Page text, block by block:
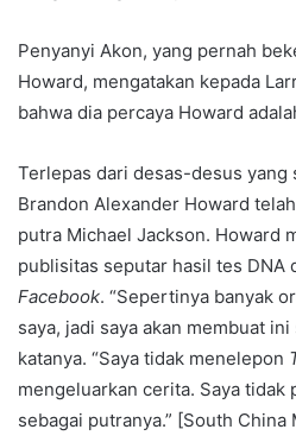
Penyanyi Akon, yang pernah
Howard, mengatakan kepada
bahwa dia percaya Howard
Terlepas dari desas-desus yang
Brandon Alexander Howard
putra Michael Jackson. Howard
publisitas seputar hasil tes DNA
Facebook. “Sepertinya banyak
saya, jadi saya akan membuat
katanya. “Saya tidak menelepon
mengeluarkan cerita. Saya tidak
sebagai putranya.” [South China